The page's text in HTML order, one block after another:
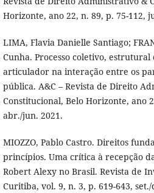
Horizonte, ano 22, n. 89, p. 75-112,
LIMA, Flavia Danielle Santiago;
Cunha. Processo coletivo,
articulador na interação entre os
pública. A&C – Revista de Direito
Constitucional, Belo Horizonte, ano
abr./jun. 2021.
MIOZZO, Pablo Castro. Direitos
princípios. Uma crítica à recepção
Robert Alexy no Brasil. Revista de
Curitiba, vol. 9, n. 3, p. 619-643, set./